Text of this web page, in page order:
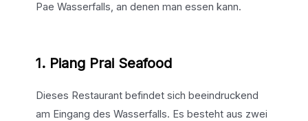
Pae Wasserfalls, an denen man essen kann.
1. Piang Prai Seafood
Dieses Restaurant befindet sich beeindruckend
am Eingang des Wasserfalls. Es besteht aus zwei